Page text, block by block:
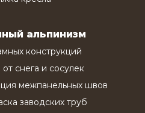
альпинизм
конструкций
снега и сосулек
межпанельных швов
заводских труб